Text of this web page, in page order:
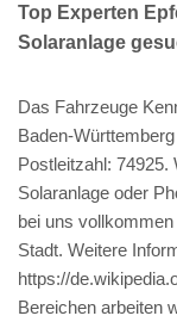
Top Experten
Solaranlage
Das Fahrzeuge
Baden-
Postleitzahl: 74925.
Solaranlage oder
bei uns
Stadt. Weitere
https://
Bereichen arbeiten